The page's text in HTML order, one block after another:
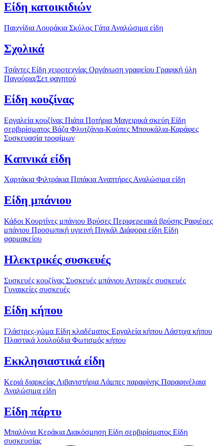
Είδη κατοικιδιών
Παιχνίδια Λουράκια Σκύλος Γάτα Αναλώσιμα είδη
Σχολικά
Τσάντες Είδη χειροτεχνίας Οργάνωση γραφείου Γραφική ύλη
Παγούρια/Σετ φαγητού
Είδη κουζίνας
Εργαλεία κουζίνας Πιάτα Ποτήρια Μαγειρικά σκεύη Είδη
σερβιρίσματος Βάζα Φλυτζάνια-Κούπες Μπουκάλια-Καράφες
Συσκευασία τροφίμων
Καπνικά είδη
Χαρτάκια Φιλτράκια ΠιπάκιαΑναπτήρεςΑναλώσιμα είδη
Είδη μπάνιου
Κάδοι Κουρτίνες μπάνιου Βρύσες Περιφερειακά βρύσης Ραφιέρες
μπάνιου Προσωπική υγιεινή Πιγκάλ Διάφορα είδη Είδη
φαρμακείου
Ηλεκτρικές συσκευές
Συσκευές κουζίνας Συσκευές μπάνιου Αντρικές συσκευές
Γυναικείες συσκευές
Είδη κήπου
Γλάστρες-χώμα Είδη κλαδέματος Εργαλεία κήπου Λάστιχα κήπου
Πλαστικά λουλούδια Φωτισμός κήπου
Εκκλησιαστικά είδη
Κεριά διαρκείας Λιβανιστήρια Λάμπες παραφίνης Παραφινέλαια
Αναλώσιμα είδη
Είδη πάρτυ
Μπαλόνια ΚεράκιαΔιακόσμηση Είδη σερβιρίσματος Είδη
συσκευσίας